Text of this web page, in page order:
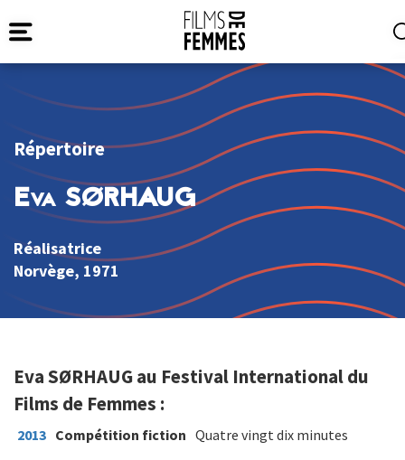
Répertoire
Eva SØRHAUG
Réalisatrice
Norvège, 1971
Eva SØRHAUG au Festival International du
Films de Femmes :
2013 Compétition fiction Quatre vingt dix minutes